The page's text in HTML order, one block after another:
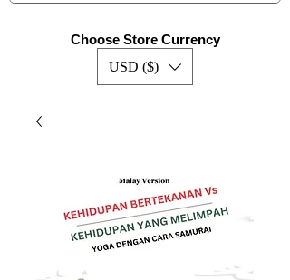
Choose Store Currency
USD ($)